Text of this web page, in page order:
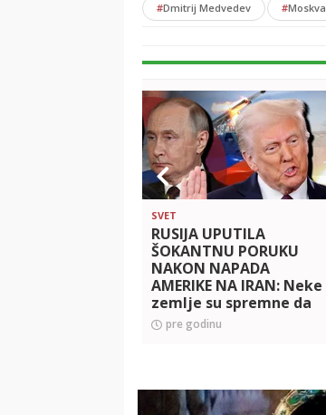
#Dmitrij Medvedev #Moskva
SVET
RUSIJA UPUTILA
ŠOKANTNU PORUKU
NAKON NAPADA
AMERIKE NA IRAN: Neke
zemlje su spremne da
predaju svoje
NUKLEARNO ORUŽJE
pre godinu